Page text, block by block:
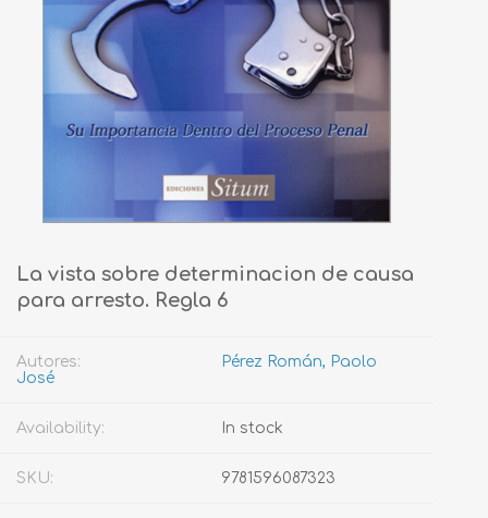
La vista sobre determinacion de causa
para arresto. Regla 6
Autores:
Pérez Román, Paolo
José
Availability: In stock
SKU: 9781596087323